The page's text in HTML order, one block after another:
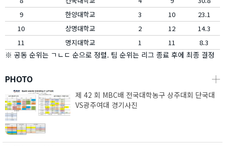
9
한양대학교 3 10
23.1
10
상명대학교 2 12
14.3
11
명지대학교 1 11 8.3
※ 공동 순위는 ㄱㄴㄷ 순으로 정렬. 팀 순위는 리그 종료 후에 최종 결정
PHOTO ┼
제 42 회 MBC배 전국대학농구 상주대회 단국대
VS광주여대 경기사진